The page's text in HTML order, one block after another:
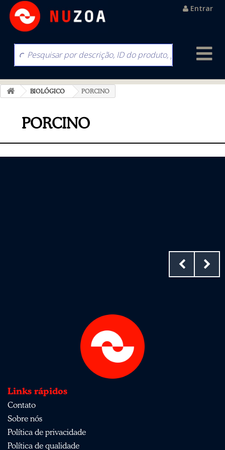
Entrar
BIOLÓGICO PORCINO
PORCINO
Links rápidos
Contato
Sobre nós
Política de privacidade
Política de qualidade